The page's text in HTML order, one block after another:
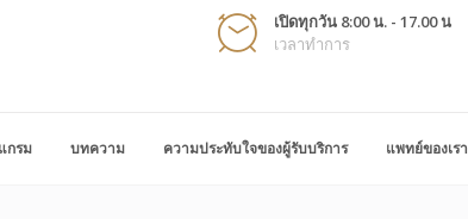
เปิดทุกวัน 8:00 น. - 17.00 น
เวลาทำการ
กรม บทความ ความประทับใจของผู้รับบริการ แพทย์ของเรา